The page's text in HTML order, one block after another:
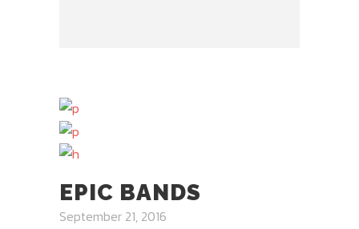
EPIC BANDS
September 21, 2016